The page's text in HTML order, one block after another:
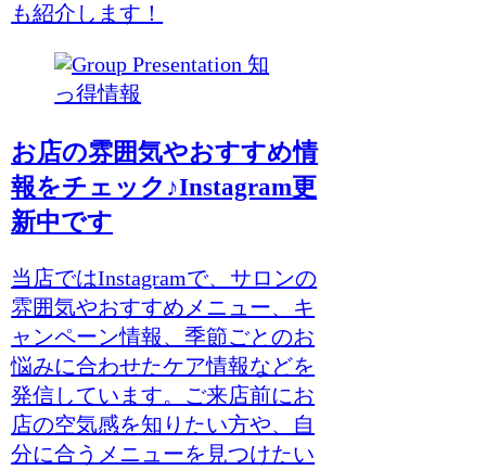
も紹介します！
知
っ得情報
お店の雰囲気やおすすめ情
報をチェック♪Instagram更
新中です
当店ではInstagramで、サロンの
雰囲気やおすすめメニュー、キ
ャンペーン情報、季節ごとのお
悩みに合わせたケア情報などを
発信しています。ご来店前にお
店の空気感を知りたい方や、自
分に合うメニューを見つけたい